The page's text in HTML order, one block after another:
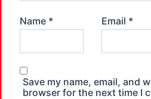
Name * Email *
Save my name, email, and
browser for the next time I